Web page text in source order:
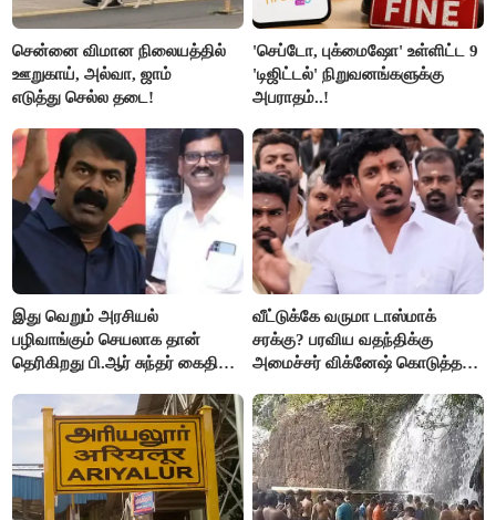
சென்னை விமான நிலையத்தில்
ஊறுகாய், அல்வா, ஜாம்
எடுத்து செல்ல தடை!
'செப்டோ, புக்மைஷோ' உள்ளிட்ட 9
'டிஜிட்டல்' நிறுவனங்களுக்கு
அபராதம்..!
இது வெறும் அரசியல்
பழிவாங்கும் செயலாக தான்
தெரிகிறது பி.ஆர் சுந்தர் கைதிற்கு
வீட்டுக்கே வருமா டாஸ்மாக்
சரக்கு? பரவிய வதந்திக்கு
அமைச்சர் விக்னேஷ் கொடுத்த